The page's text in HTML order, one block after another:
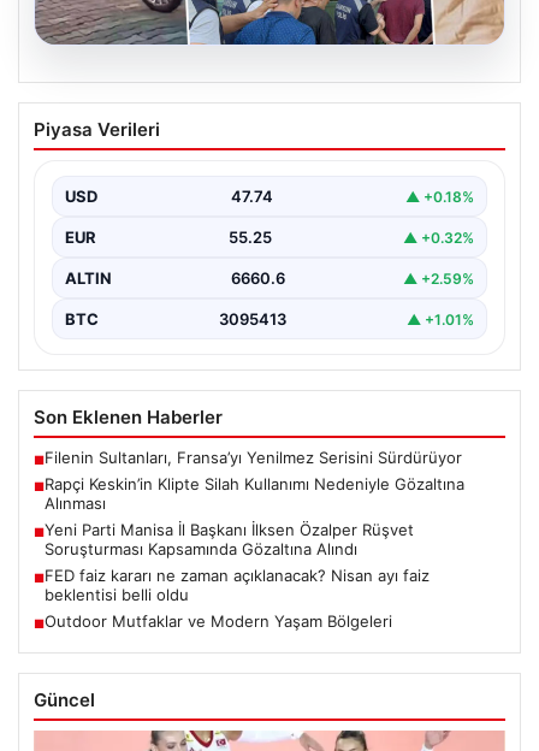
06.08.2026
Rapçi Keskin’in Klipte Silah Kullanımı
Nedeniyle Gözaltına Alınması
rapçi Yüşa Keskin, son yaptığı müzik klibinde…
Piyasa Verileri
USD 47.74 ▲ +0.18%
EUR 55.25 ▲ +0.32%
ALTIN 6660.6 ▲ +2.59%
BTC 3095413 ▲ +1.01%
Son Eklenen Haberler
■Filenin Sultanları, Fransa’yı Yenilmez Serisini Sürdürüyor
■Rapçi Keskin’in Klipte Silah Kullanımı Nedeniyle Gözaltına
Alınması
■Yeni Parti Manisa İl Başkanı İlksen Özalper Rüşvet
Soruşturması Kapsamında Gözaltına Alındı
■FED faiz kararı ne zaman açıklanacak? Nisan ayı faiz
beklentisi belli oldu
■Outdoor Mutfaklar ve Modern Yaşam Bölgeleri
Güncel